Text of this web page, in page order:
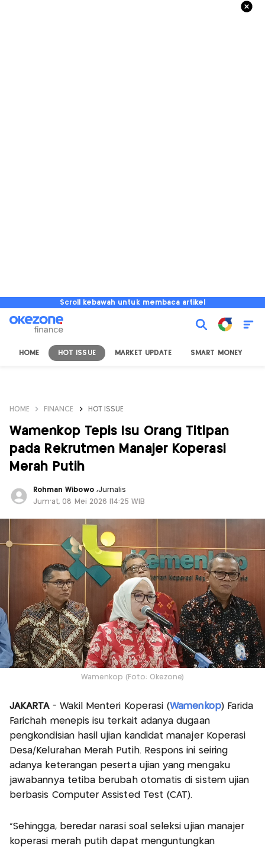
Scroll kebawah untuk membaca artikel
HOME HOT ISSUE MARKET UPDATE SMART MONEY
HOME FINANCE HOT ISSUE
Wamenkop Tepis Isu Orang Titipan
pada Rekrutmen Manajer Koperasi
Merah Putih
Rohman Wibowo ,Jurnalis
Jum'at, 08 Mei 2026 |14:25 WIB
Wamenkop (Foto: Okezone)
JAKARTA- Wakil Menteri Koperasi (Wamenkop) Farida
Farichah menepis isu terkait adanya dugaan
pengkondisian hasil ujian kandidat manajer Koperasi
Desa/Kelurahan Merah Putih. Respons ini seiring
adanya keterangan peserta ujian yang mengaku
jawabannya tetiba berubah otomatis di sistem ujian
berbasis Computer Assisted Test (CAT).
"Sehingga, beredar narasi soal seleksi ujian manajer
koperasi merah putih dapat menguntungkan